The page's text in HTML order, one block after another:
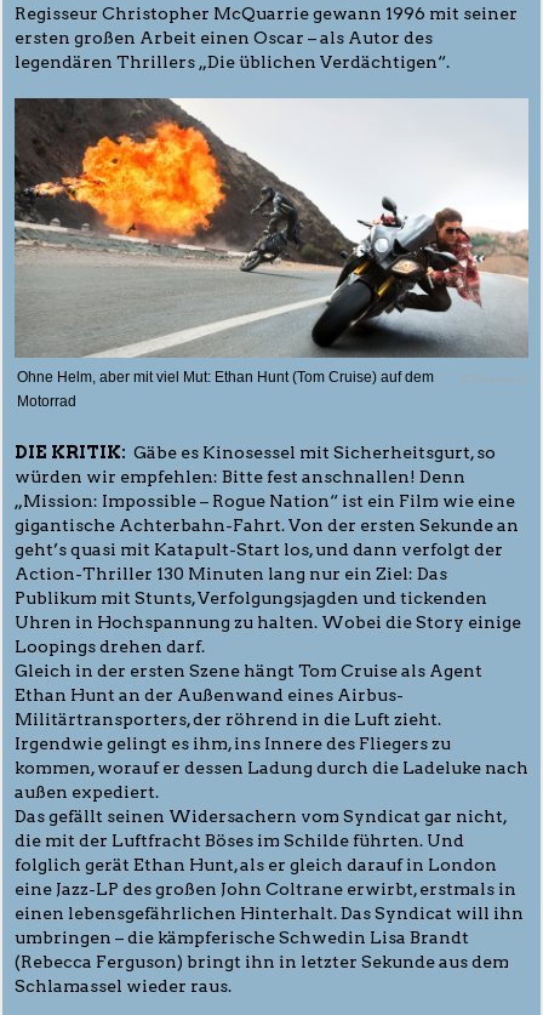
Regisseur Christopher McQuarrie gewann 1996 mit seiner
ersten großen Arbeit einen Oscar – als Autor des
legendären Thrillers „Die üblichen Verdächtigen“.
Ohne Helm, aber mit viel Mut: Ethan Hunt (Tom Cruise) auf dem
Motorrad
© Paramount
DIE KRITIK: Gäbe es Kinosessel mit Sicherheitsgurt, so
würden wir empfehlen: Bitte fest anschnallen! Denn
„Mission: Impossible – Rogue Nation“ ist ein Film wie eine
gigantische Achterbahn-Fahrt. Von der ersten Sekunde an
geht’s quasi mit Katapult-Start los, und dann verfolgt der
Action-Thriller 130 Minuten lang nur ein Ziel: Das
Publikum mit Stunts, Verfolgungsjagden und tickenden
Uhren in Hochspannung zu halten. Wobei die Story einige
Loopings drehen darf.
Gleich in der ersten Szene hängt Tom Cruise als Agent
Ethan Hunt an der Außenwand eines Airbus-
Militärtransporters, der röhrend in die Luft zieht.
Irgendwie gelingt es ihm, ins Innere des Fliegers zu
kommen, worauf er dessen Ladung durch die Ladeluke nach
außen expediert.
Das gefällt seinen Widersachern vom Syndicat gar nicht,
die mit der Luftfracht Böses im Schilde führten. Und
folglich gerät Ethan Hunt, als er gleich darauf in London
eine Jazz-LP des großen John Coltrane erwirbt, erstmals in
einen lebensgefährlichen Hinterhalt. Das Syndicat will ihn
umbringen – die kämpferische Schwedin Lisa Brandt
(Rebecca Ferguson) bringt ihn in letzter Sekunde aus dem
Schlamassel wieder raus.